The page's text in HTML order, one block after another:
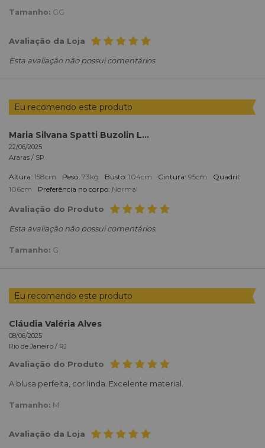
Tamanho: GG
Avaliação da Loja
Esta avaliação não possui comentários.
Eu recomendo este produto
Maria Silvana Spatti Buzolin Lucredi
22/06/2025
Araras / SP
Altura: 158cm Peso: 73kg Busto: 104cm Cintura: 95cm
Quadril:
106cm
Preferência no corpo: Normal
Avaliação do Produto
Esta avaliação não possui comentários.
Tamanho: G
Eu recomendo este produto
Cláudia Valéria Alves
08/06/2025
Rio de Janeiro / RJ
Avaliação do Produto
A blusa perfeita, cor linda. Excelente material.
Tamanho: M
Avaliação da Loja